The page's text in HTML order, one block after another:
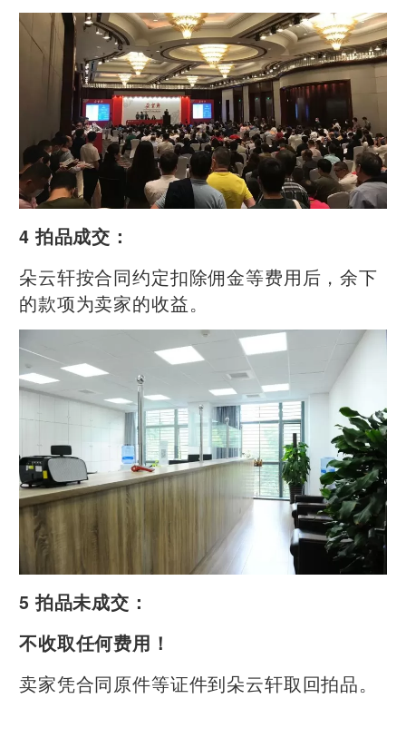
4 拍品成交：
朵云轩按合同约定扣除佣金等费用后，余下
的款项为卖家的收益。
5 拍品未成交：
不收取任何费用！
卖家凭合同原件等证件到朵云轩取回拍品。